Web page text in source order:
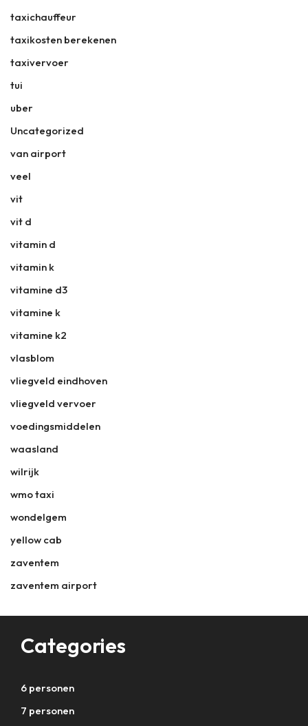
taxichauffeur
taxikosten berekenen
taxivervoer
tui
uber
Uncategorized
van airport
veel
vit
vit d
vitamin d
vitamin k
vitamine d3
vitamine k
vitamine k2
vlasblom
vliegveld eindhoven
vliegveld vervoer
voedingsmiddelen
waasland
wilrijk
wmo taxi
wondelgem
yellow cab
zaventem
zaventem airport
Categories
6 personen
7 personen